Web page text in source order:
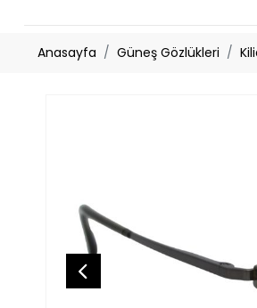
Anasayfa Güneş Gözlükleri